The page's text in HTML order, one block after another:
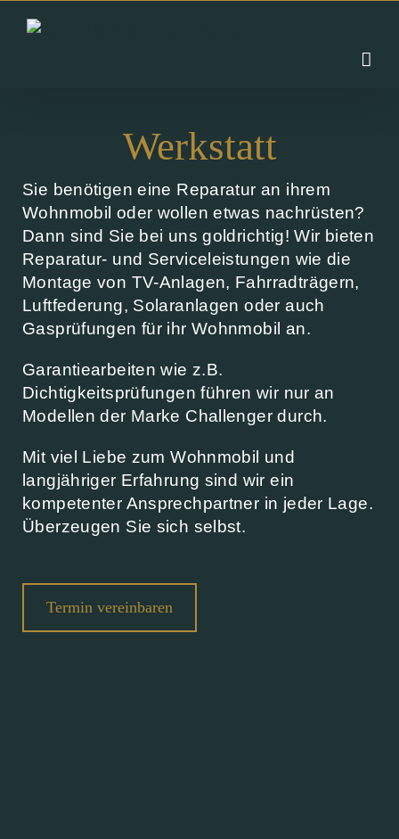
Inhalt
Werkstatt
Sie benötigen eine Reparatur an ihrem
Wohnmobil oder wollen etwas nachrüsten?
Dann sind Sie bei uns goldrichtig! Wir bieten
Reparatur- und Serviceleistungen wie die
Montage von TV-Anlagen, Fahrradträgern,
Luftfederung, Solaranlagen oder auch
Gasprüfungen für ihr Wohnmobil an.
Garantiearbeiten wie z.B.
Dichtigkeitsprüfungen führen wir nur an
Modellen der Marke Challenger durch.
Mit viel Liebe zum Wohnmobil und
langjähriger Erfahrung sind wir ein
kompetenter Ansprechpartner in jeder Lage.
Überzeugen Sie sich selbst.
Termin vereinbaren